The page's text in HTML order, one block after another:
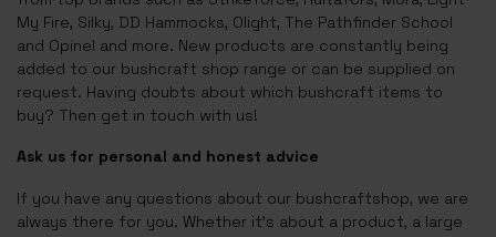
My Fire, Silky, DD Hammocks, Olight, The Pathfinder School
and Opinel and more. New products are constantly being
added to our bushcraft shop range or can be supplied on
request. Having doubts about which bushcraft items to
buy? Then get in touch with us!
Ask us for personal and honest advice
If you have any questions about our bushcraftshop, we are
always there for you. Whether it's about a product, a large